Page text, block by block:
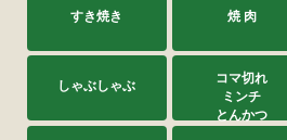
すき焼き 焼 肉
しゃぶしゃぶ
コマ切れ
ミンチ
とんかつ